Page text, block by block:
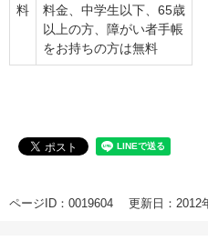
料
料金、中学生以下、65歳
以上の方、障がい者手帳
をお持ちの方は無料
ページID：0019604 更新日：2012